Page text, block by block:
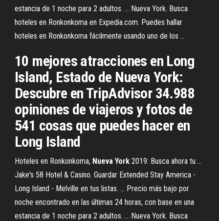
estancia de 1 noche para 2 adultos. ... Nueva York. Busca
hoteles en Ronkonkoma en Expedia.com. Puedes hallar
hoteles en Ronkonkoma fácilmente usando uno de los ...
10 mejores atracciones en Long
Island, Estado de Nueva York:
Descubre en TripAdvisor 34.988
opiniones de viajeros y fotos de
541 cosas que puedes hacer en
Long Island
Hoteles en Ronkonkoma, Nueva York 2019: Busca ahora tu ...
Jake's 58 Hotel & Casino. Guardar Extended Stay America -
Long Island - Melville en tus listas. ... Precio más bajo por
noche encontrado en las últimas 24 horas, con base en una
estancia de 1 noche para 2 adultos. ... Nueva York. Busca